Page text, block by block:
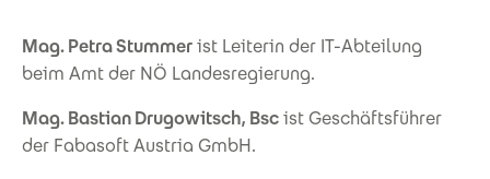
Mag. Petra Stummerist Leiterin der IT-Abteilung
beim Amt der NÖ Landesregierung.
Mag. Bastian Drugowitsch, Bscist Geschäftsführer
der Fabasoft Austria GmbH.